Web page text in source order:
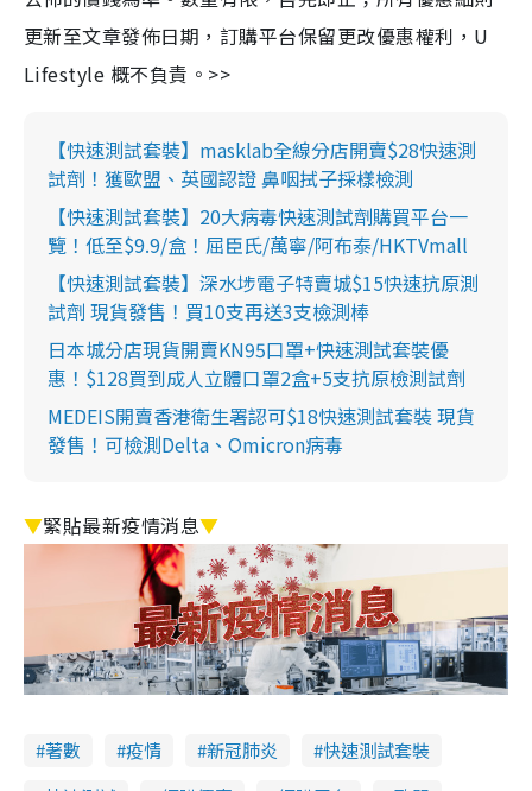
更新至文章發佈日期，訂購平台保留更改優惠權利，U
Lifestyle 概不負責。>>
【快速測試套裝】masklab全線分店開賣$28快速測
試劑！獲歐盟、英國認證 鼻咽拭子採樣檢測
【快速測試套裝】20大病毒快速測試劑購買平台一
覽！低至$9.9/盒！屈臣氏/萬寧/阿布泰/HKTVmall
【快速測試套裝】深水埗電子特賣城$15快速抗原測
試劑 現貨發售！買10支再送3支檢測棒
日本城分店現貨開賣KN95口罩+快速測試套裝優
惠！$128買到成人立體口罩2盒+5支抗原檢測試劑
MEDEIS開賣香港衛生署認可$18快速測試套裝 現貨
發售！可檢測Delta、Omicron病毒
▼緊貼最新疫情消息▼
著數 疫情 新冠肺炎
快速測試套裝